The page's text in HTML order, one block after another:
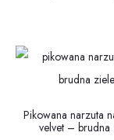
Pikowana narzuta
velvet – brudna